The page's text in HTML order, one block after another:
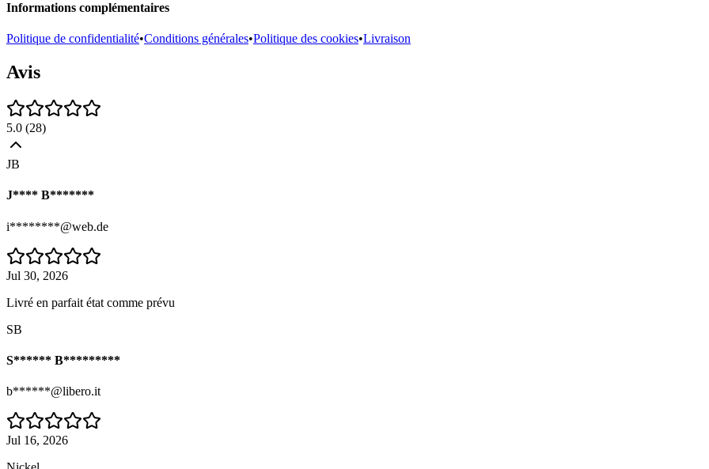
Informations complémentaires
Politique de confidentialité•Conditions générales•Politique des cookies•Livraison
Avis
5.0 (28)
JB
J**** B*******
i********@web.de
Jul 30, 2026
Livré en parfait état comme prévu
SB
S****** B*********
b******@libero.it
Jul 16, 2026